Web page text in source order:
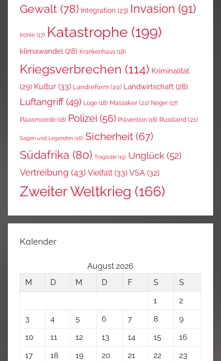
Gewalt (78) Integration (23) Invasion (91)
Ironie (17) Katastrophe (199)
klimawandel (28) Krankenhaus (18)
Kriegsverbrechen (114) Kriminalität
(29) Kultur (33) Landreform (20) Landwirtschaft (28)
Luftangriff (49) Lüge (18) Massaker (21) Neger (17)
Plaasmoorde (18) Polizei (56) Prävention (18) Russland (21)
Sagen und Legenden (16) Sicherheit (67)
Südafrika (80) Tragödie (15) Unglück (52)
Vertreibung (43) Vielfalt (33) VSA (32)
Zweiter Weltkrieg (166)
Kalender
August 2026
M
D M D F S
S
1
2
3
4 5 6 7 8
9
10
11 12 13 14 15
16
17
18 19 20 21 22
23